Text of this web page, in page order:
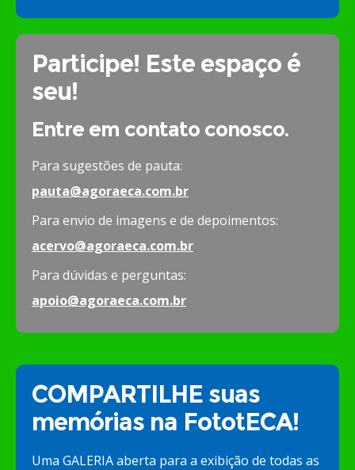
Participe! Este espaço é
seu!
Entre em contato conosco.
Para sugestões de pauta:
pauta@agoraeca.com.br
Para envio de imagens e de depoimentos:
acervo@agoraeca.com.br
Para dúvidas e perguntas:
apoio@agoraeca.com.br
COMPARTILHE suas
memórias na FototECA!
Uma GALERIA aberta para a exibição de todas as